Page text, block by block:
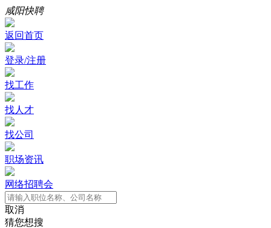
咸阳快聘
返回首页
登录/注册
找工作
找人才
找公司
职场资讯
网络招聘会
取消
猜您想搜